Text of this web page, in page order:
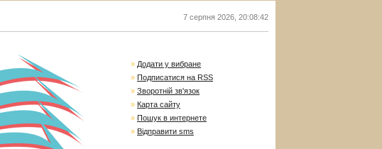
7 серпня 2026 20:08:43
» Додати у вибране
» Подписатися на RSS
» Зворотній зв'язок
» Карта сайту
» Пошук в интернете
» Відправити sms